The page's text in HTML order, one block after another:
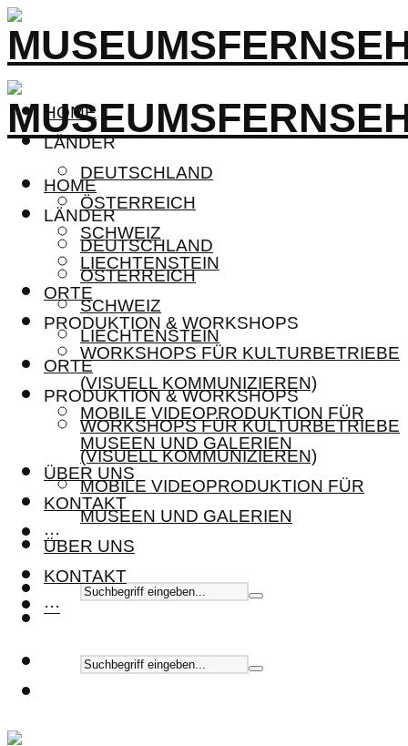
HOME
LÄNDER
DEUTSCHLAND
ÖSTERREICH
SCHWEIZ
LIECHTENSTEIN
ORTE
PRODUKTION & WORKSHOPS
WORKSHOPS FÜR KULTURBETRIEBE
(VISUELL KOMMUNIZIEREN)
MOBILE VIDEOPRODUKTION FÜR
MUSEEN UND GALERIEN
ÜBER UNS
KONTAKT
···
HOME
LÄNDER
DEUTSCHLAND
ÖSTERREICH
SCHWEIZ
LIECHTENSTEIN
ORTE
PRODUKTION & WORKSHOPS
WORKSHOPS FÜR KULTURBETRIEBE
(VISUELL KOMMUNIZIEREN)
MOBILE VIDEOPRODUKTION FÜR
MUSEEN UND GALERIEN
ÜBER UNS
KONTAKT
···